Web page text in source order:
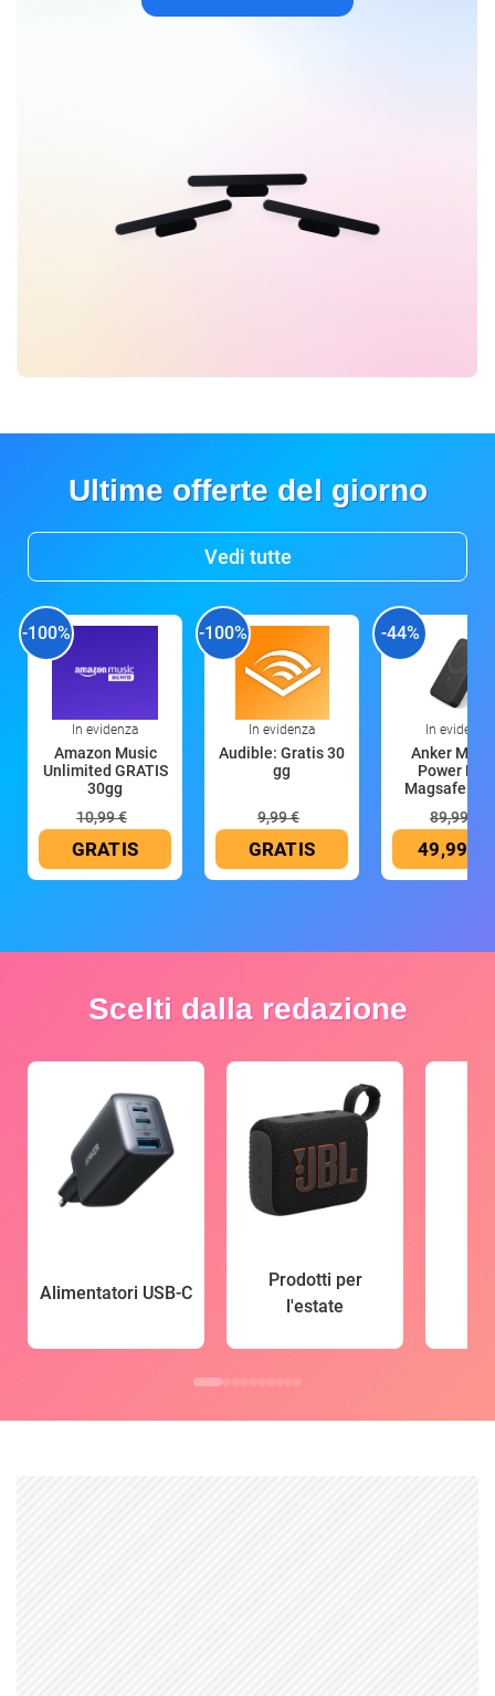
Ultime offerte del giorno
Vedi tutte
-100%
In evidenza
Amazon Music
Unlimited GRATIS
30gg
10,99 €
GRATIS
-100%
In evidenza
Audible: Gratis 30
gg
9,99 €
GRATIS
-44%
In evidenza
Anker
Power
Magsafe
89,99 €
49,99 €
Scelti dalla redazione
Alimentatori USB-C
Prodotti per
l'estate